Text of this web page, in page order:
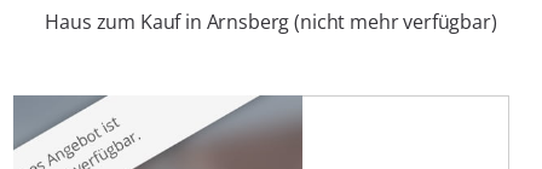
Haus zum Kauf in Arnsberg (nicht mehr verfügbar)